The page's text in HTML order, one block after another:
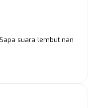
suara lembut nan